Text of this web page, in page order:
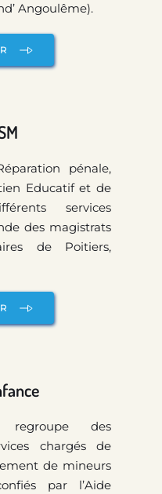
Angoulême).
pénale,
Educatif et de
services
des magistrats
de Poitiers,
des
chargés de
de mineurs
par l’Aide